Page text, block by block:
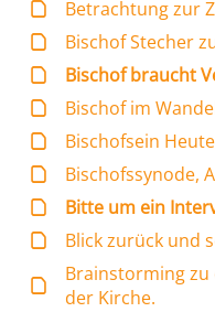
Betrachtung zur
Bischof Stecher
Bischof braucht
Bischof im
Bischofsein Heute
Bischofssynode,
Bitte um ein
Blick zurück und
Brainstorming zu
der Kirche.